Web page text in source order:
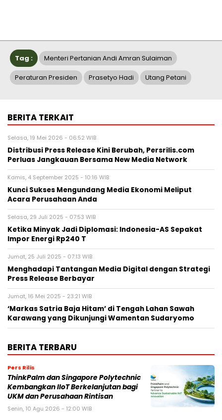
Tag : Menteri Pertanian Andi Amran Sulaiman
Peraturan Presiden Prasetyo Hadi Utang Petani
BERITA TERKAIT
Selasa, 19 Mei 2026 - 06:52 WIB
Distribusi Press Release Kini Berubah, Persrilis.com
Perluas Jangkauan Bersama New Media Network
Kamis, 4 September 2025 - 10:16 WIB
Kunci Sukses Mengundang Media Ekonomi Meliput
Acara Perusahaan Anda
Selasa, 29 Juli 2025 - 07:53 WIB
Ketika Minyak Jadi Diplomasi: Indonesia-AS Sepakat
Impor Energi Rp240 T
Jumat, 25 Juli 2025 - 07:13 WIB
Menghadapi Tantangan Media Digital dengan Strategi
Press Release Berbayar
Jumat, 16 Mei 2025 - 23:21 WIB
‘Markas Satria Baja Hitam’ di Tengah Lahan Sawah
Karawang yang Dikunjungi Wamentan Sudaryomo
BERITA TERBARU
Pers Rilis
ThinkPalm dan Singapore Polytechnic
Kembangkan IIoT Berkelanjutan bagi
UKM dan Perusahaan Rintisan
Senin, 10 Agu 2026 - 12:00 WIB